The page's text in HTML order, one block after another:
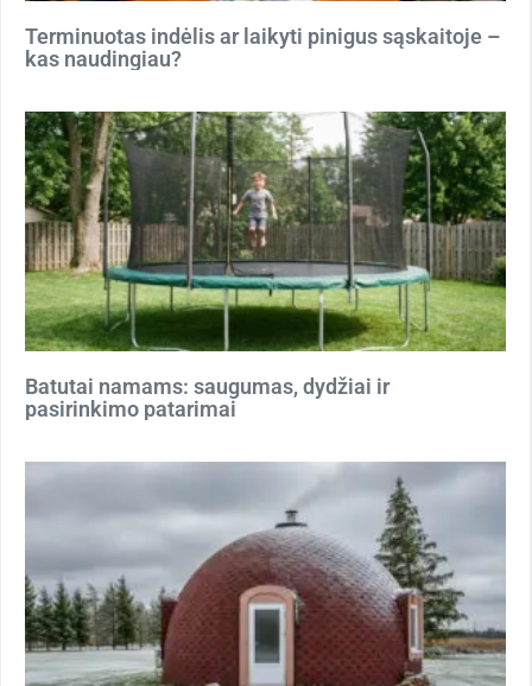
Terminuotas indėlis ar laikyti pinigus sąskaitoje –
kas naudingiau?
Batutai namams: saugumas, dydžiai ir
pasirinkimo patarimai